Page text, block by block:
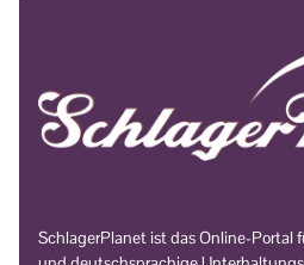
SchlagerPlanet ist das Online-Portal